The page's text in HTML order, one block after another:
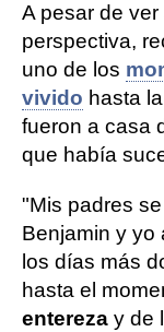
A pesar de
perspectiva,
uno de los
vivido hasta
fueron a casa
que había
"Mis padres
Benjamin y yo
los días más
hasta el
entereza y de